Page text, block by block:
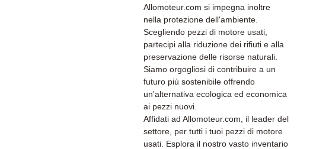
Allomoteur.com si impegna inoltre
nella protezione dell'ambiente.
Scegliendo pezzi di motore usati,
partecipi alla riduzione dei rifiuti e alla
preservazione delle risorse naturali.
Siamo orgogliosi di contribuire a un
futuro più sostenibile offrendo
un'alternativa ecologica ed economica
ai pezzi nuovi.
Affidati ad Allomoteur.com, il leader del
settore, per tutti i tuoi pezzi di motore
usati. Esplora il nostro vasto inventario